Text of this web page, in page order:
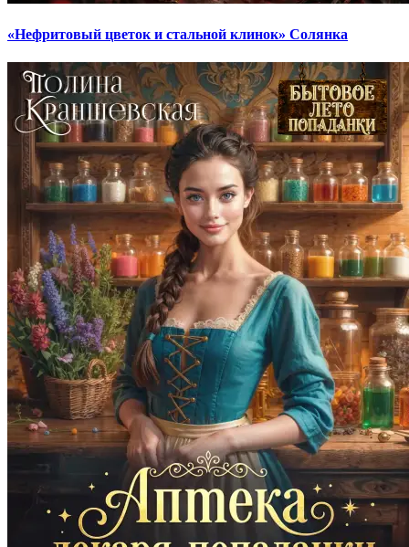
«Нефритовый цветок и стальной клинок» Солянка